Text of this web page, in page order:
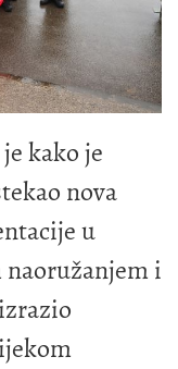
kako je
nova
u
i